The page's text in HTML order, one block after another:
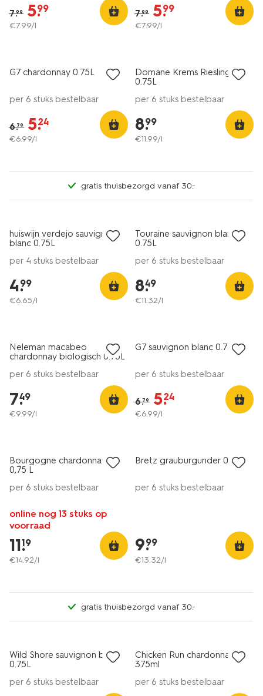
7.99 5.
99
€7.99/l
7.99 5.
99
€7.99/l
vegan
8
G7 chardonnay 0.75L
per 6 stuks bestelbaar
6.79 5.
24
€6.99/l
9
Domäne Krems Riesling
0.75L
per 6 stuks bestelbaar
8.
99
€11.99/l
gratis thuisbezorgd vanaf 30.-
8.5
huiswijn verdejo sauvignon
blanc 0.75L
per 4 stuks bestelbaar
4.
99
€6.65/l
8.5
Touraine sauvignon blanc
0.75L
per 6 stuks bestelbaar
8.
49
€11.32/l
8.5
Neleman macabeo
chardonnay biologisch 0.75L
per 6 stuks bestelbaar
7.
49
€9.99/l
vegan
8-
G7 sauvignon blanc 0.75L
per 6 stuks bestelbaar
6.79 5.
24
€6.99/l
8.5
Bourgogne chardonnay -
0,75 L
per 6 stuks bestelbaar
online nog 13 stuks op
voorraad
11.
19
€14.92/l
Bretz grauburgunder 0.75L
per 6 stuks bestelbaar
9.
99
€13.32/l
gratis thuisbezorgd vanaf 30.-
Wild Shore sauvignon blanc
0.75L
per 6 stuks bestelbaar
Chicken Run chardonnay
375ml
per 6 stuks bestelbaar